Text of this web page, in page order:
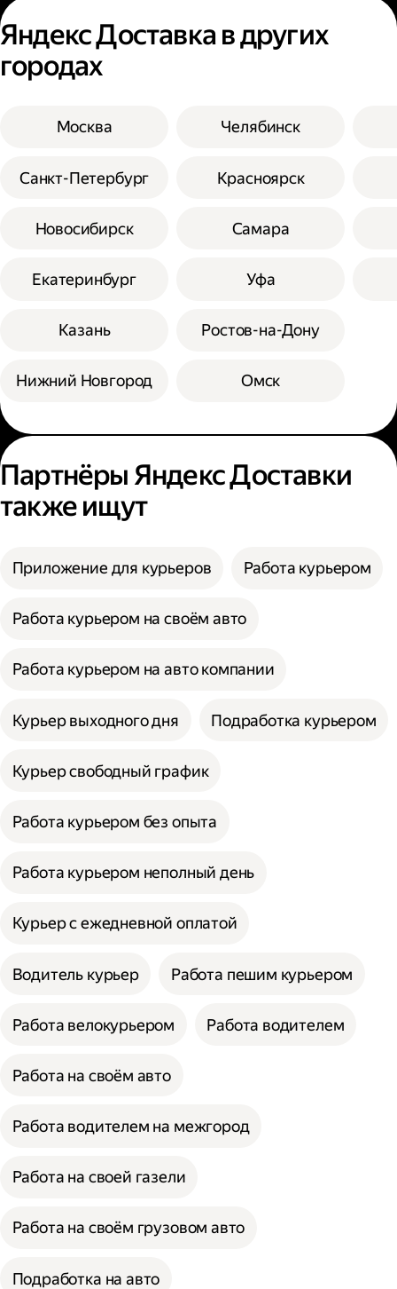
Яндекс Доставка в других
городах
Москва
Санкт-Петербург
Новосибирск
Екатеринбург
Казань
Нижний Новгород
Челябинск
Красноярск
Самара
Уфа
Ростов-на-Дону
Омск
Партнёры Яндекс Доставки
также ищут
Приложение для курьеров Работа курьером
Работа курьером на своём авто
Работа курьером на авто компании
Курьер выходного дня Подработка курьером
Курьер свободный график
Работа курьером без опыта
Работа курьером неполный день
Курьер с ежедневной оплатой
Водитель курьер Работа пешим курьером
Работа велокурьером Работа водителем
Работа на своём авто
Работа водителем на межгород
Работа на своей газели
Работа на своём грузовом авто
Подработка на авто